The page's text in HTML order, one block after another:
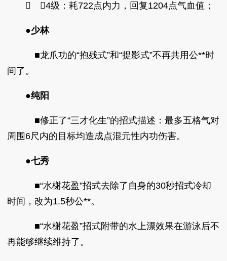
 ◆4级：耗722点内力，回复1204点气血值；
●少林
■龙爪功的“抱残式”和“捉影式”不再共用公**时
间了。
●纯阳
■修正了“三才化生”的招式描述：最多五格气对
周围6尺内的目标均造成点混元性内功伤害。
●七秀
■“水榭花盈”招式去除了自身的30秒招式冷却
时间，改为1.5秒公**。
■“水榭花盈”招式附带的水上漂效果在游泳后不
再能够继续维持了。